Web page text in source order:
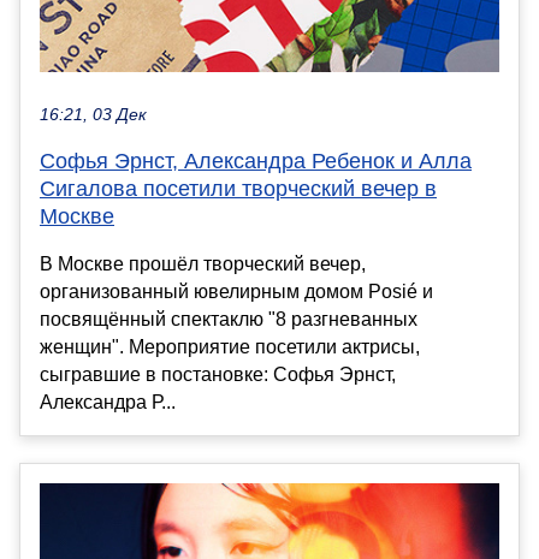
16:21, 03 Дек
Софья Эрнст, Александра Ребенок и Алла
Сигалова посетили творческий вечер в
Москве
В Москве прошёл творческий вечер,
организованный ювелирным домом Posié и
посвящённый спектаклю "8 разгневанных
женщин". Мероприятие посетили актрисы,
сыгравшие в постановке: Софья Эрнст,
Александра Р...